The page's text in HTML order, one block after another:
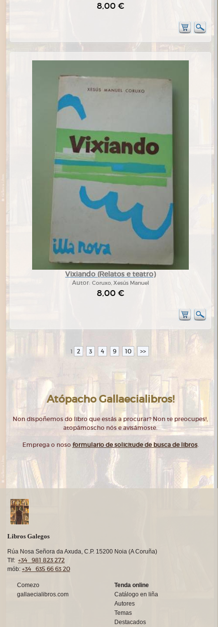
8,00 €
Vixiando (Relatos e teatro)
Autor: Coruxo, Xesús Manuel
8,00 €
1 2 3 4 9 10 >>
Atópacho Gallaecialibros!
Non dispoñemos do libro que estás a procurar? Non te preocupes!,
atopámoscho nós e avisámoste.
Emprega o noso formulario de solicitude de busca de libros.
Libros Galegos
Rúa Nosa Señora da Axuda, C.P. 15200 Noia (A Coruña)
Tlf: +34 981 823 272
mób: +34 635 66 63 20
Comezo
gallaecialibros.com
Tenda online
Catálogo en liña
Autores
Temas
Destacados